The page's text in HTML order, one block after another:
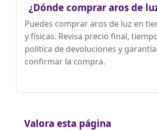
¿Dónde comprar aros de
Puedes comprar aros de luz en
y físicas. Revisa precio final,
política de devoluciones y
confirmar la compra.
Valora esta página